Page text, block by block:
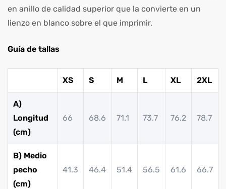
en anillo de calidad superior que la convierte en un
lienzo en blanco sobre el que imprimir.
Guía de tallas
XS S M L XL 2XL
A)
Longitud
(cm)
66 68.6 71.1 73.7 76.2 78.7
B) Medio
pecho
(cm)
41.3 46.4 51.4 56.5 61.6 66.7